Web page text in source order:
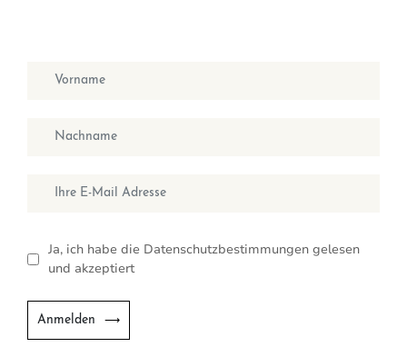
Vorname
Nachname
E-Mail
Ja, ich habe die Datenschutzbestimmungen gelesen
und akzeptiert
Anmelden